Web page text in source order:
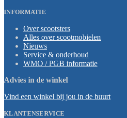
INFORMATIE
Over scootsters
Alles over scootmobielen
Nieuws
Service & onderhoud
WMO / PGB informatie
Advies in de winkel
Vind een winkel bij jou in de buurt
KLANTENSERVICE